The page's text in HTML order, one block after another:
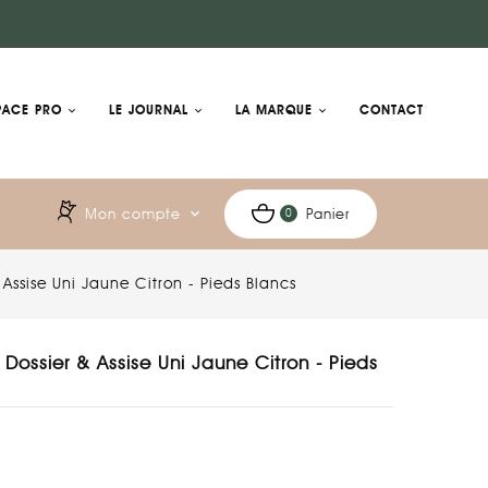
PRO LE JOURNAL LA MARQUE CONTACT
0 Panier
Mon compte expand_more
Uni Jaune Citron - Pieds Blancs
& Assise Uni Jaune Citron - Pieds